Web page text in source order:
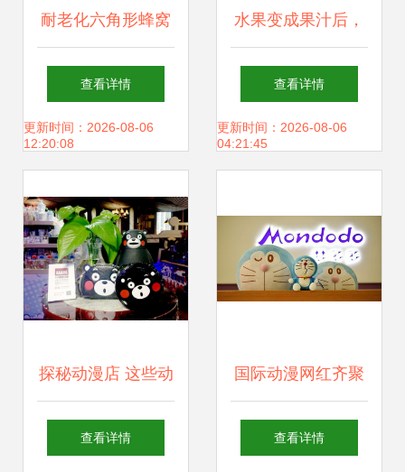
耐老化六角形蜂窝
斜管填料生产厂家
过滤材料与药剂专
查看详情
更新时间：2026-08-06
12:20:08
水果变成果汁后，
还是健康食品吗？
科普漫画告诉你真
查看详情
更新时间：2026-08-06
04:21:45
探秘动漫店 这些动
画周边产品为何让
查看详情
国际动漫网红齐聚
温州 门票免费超燃
查看详情